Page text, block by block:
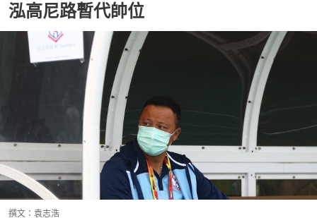
泓高尼路暫代帥位
撰文： 袁志浩